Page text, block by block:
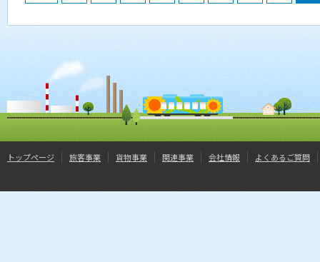
トップページ 旅客事業 貨物事業 関連事業 会社情報 よくあるご質問